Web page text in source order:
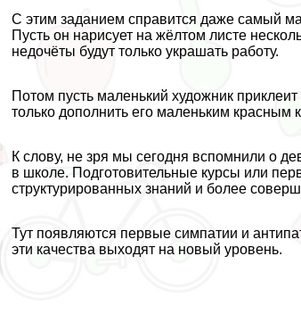
С этим заданием справится даже самый
Пусть он нарисует на жёлтом листе
недочёты будут только украшать работу.
Потом пусть маленький художник
только дополнить его маленьким красным
К слову, не зря мы сегодня вспомнили о
в школе. Подготовительные курсы или
структурированных знаний и более
Тут появляются первые симпатии и
эти качества выходят на новый уровень.